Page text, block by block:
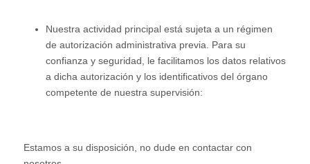
Nuestra actividad principal está sujeta a un régimen
de autorización administrativa previa. Para su
confianza y seguridad, le facilitamos los datos relativos
a dicha autorización y los identificativos del órgano
competente de nuestra supervisión:
Estamos a su disposición, no dude en contactar con